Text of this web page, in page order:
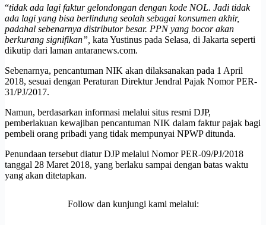
“tidak ada lagi faktur gelondongan dengan kode NOL. Jadi tidak
ada lagi yang bisa berlindung seolah sebagai konsumen akhir,
padahal sebenarnya distributor besar. PPN yang bocor akan
berkurang signifikan”, kata Yustinus pada Selasa, di Jakarta seperti
dikutip dari laman antaranews.com.
Sebenarnya, pencantuman NIK akan dilaksanakan pada 1 April
2018, sesuai dengan Peraturan Direktur Jendral Pajak Nomor PER-
31/PJ/2017.
Namun, berdasarkan informasi melalui situs resmi DJP,
pemberlakuan kewajiban pencantuman NIK dalam faktur pajak bagi
pembeli orang pribadi yang tidak mempunyai NPWP ditunda.
Penundaan tersebut diatur DJP melalui Nomor PER-09/PJ/2018
tanggal 28 Maret 2018, yang berlaku sampai dengan batas waktu
yang akan ditetapkan.
Follow dan kunjungi kami melalui: